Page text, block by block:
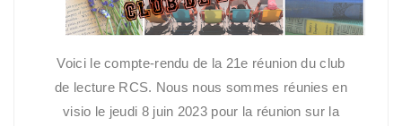
Voici le compte-rendu de la 21e réunion du club
de lecture RCS. Nous nous sommes réunies en
visio le jeudi 8 juin 2023 pour la réunion sur la